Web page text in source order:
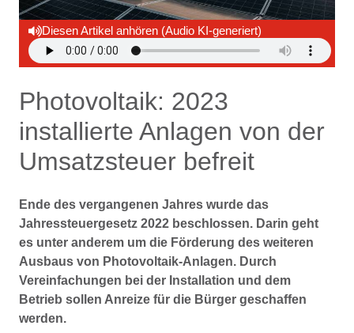
Diesen Artikel anhören (Audio KI-generiert)
Photovoltaik: 2023
installierte Anlagen von der
Umsatzsteuer befreit
Ende des vergangenen Jahres wurde das
Jahressteuergesetz 2022 beschlossen. Darin geht
es unter anderem um die Förderung des weiteren
Ausbaus von Photovoltaik-Anlagen. Durch
Vereinfachungen bei der Installation und dem
Betrieb sollen Anreize für die Bürger geschaffen
werden.